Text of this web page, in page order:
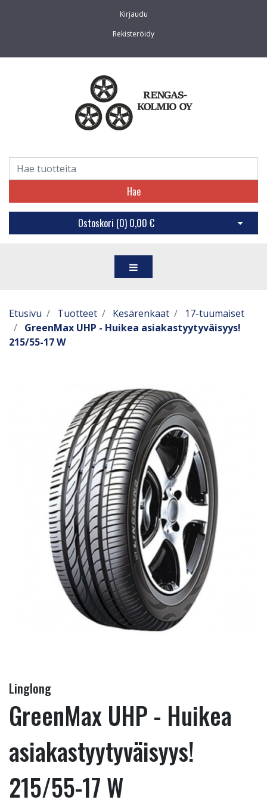
Kirjaudu
Rekisteröidy
Hae
Ostoskori (0) 0,00 € Avaa
Etusivu Tuotteet Kesärenkaat
17-tuumaiset
GreenMax UHP - Huikea asiakastyytyväisyys!
215/55-17 W
Linglong
GreenMax UHP - Huikea
asiakastyytyväisyys!
215/55-17 W